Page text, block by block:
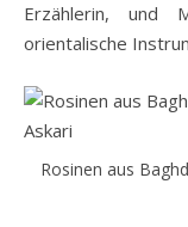
Erzählerin, und
orientalische
Rosinen aus